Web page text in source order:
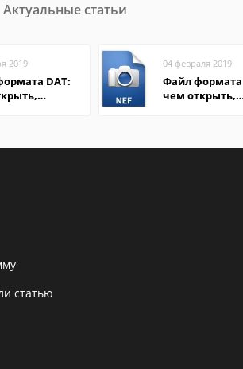
Актуальные статьи
2019
DAT:
04 февраля 2019
Файл формата
чем открыть,
статью